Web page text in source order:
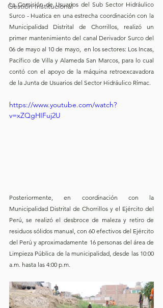
Gestión Institucional
La Comisión de Usuarios del Sub Sector Hidráulico
Surco - Huatica en una estrecha coordinación con la
Municipalidad Distrital de Chorrillos, realizó un
primer mantenimiento del canal Derivador Surco del
06 de mayo al 10 de mayo,  en los sectores: Los Incas,
Pacífico de Villa y Alameda San Marcos, para lo cual
contó con el apoyo de la máquina retroexcavadora
de la Junta de Usuarios del Sector Hidráulico Rímac.
https://www.youtube.com/watch?
v=xZQgHIFuj2U
Posteriormente, en coordinación con la
Municipalidad Distrital de Chorrillos y el Ejército del
Perú, se realizó el desbroce de maleza y retiro de
residuos sólidos manual, con 60 efectivos del Ejército
del Perú y aproximadamente 16 personas del área de
Limpieza Pública de la municipalidad, desde las 10:00
a.m. hasta las 4:00 p.m.